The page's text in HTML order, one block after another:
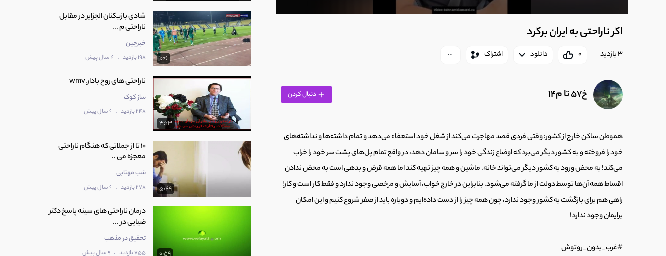
0
اگر ناراحتی به ایران برگرد
0 دانلود اشتراک 3 بازدید
خ57 تا م14 دنبال کردن
هموطن ساکن خارج از کشور: وقتی فردی قصد مهاجرت می‌کند از شغل خود استعفاء می‌دهد و تمام داشته‌ها و نداشته‌های
خود را فروخته و به کشور دیگر می‌برد که اوضاع زندگی خود را سر و سامان دهد، در واقع تمام پل‌های پشت سر خود را خراب
می‌کند! به محض ورود به کشور دیگر می‌تواند خانه، ماشین و همه چیز تهیه کند اما همه قرض و بدهی است به محض ندادن
اقساط همه آن‌ها توسط دولت از ما گرفته می‌شود، بنابراین در خارج خواب، آسایش و مرخصی وجود ندارد و فقط کار است و کار!
راهی هم برای بازگشت به کشور وجود ندارد، چون همه چیز را از دست داده‌ایم و دوباره باید از صفر شروع کنیم و این امکان
برایمان وجود ندارد!
#غرب_بدون_روتوش
1:06
شادی بازیکنان الجزایر در مقابل
ناراحتی م ...
خبرچین
198 بازدید . 4 سال پیش
3:23
ساز کوک
248 بازدید . 9 سال پیش
5:49
‫10 تا از جملاتی که هنگام ناراحتی
معجزه می ...
شب مهتابی
278 بازدید . 9 سال پیش
0:59
درمان ناراحتی های سینه پاسخ دکتر
ضیایی در ...
تحقیق در مذهب
755 بازدید . 9 سال پیش